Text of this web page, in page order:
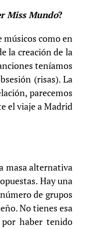
Miss Mundo?
como en
la creación de la
teníamos
(risas). La
parecemos
el viaje a Madrid
masa alternativa
Hay una
de grupos
No tienes esa
haber tenido